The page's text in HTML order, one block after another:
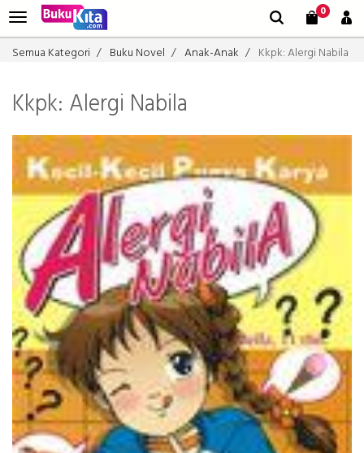
0
Semua Kategori Buku Novel Anak-Anak Kkpk: Alergi Nabila
Kkpk: Alergi Nabila